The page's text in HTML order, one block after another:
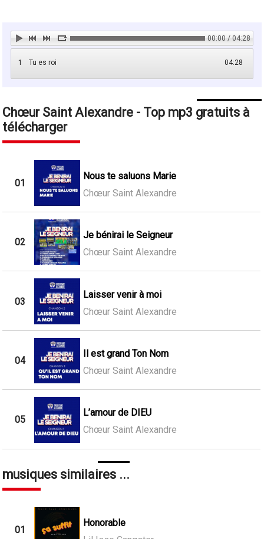
00:00 / 04:28
1 04:28
Tu es roi
Chœur Saint Alexandre - Top mp3 gratuits à
télécharger
01
Nous te saluons Marie
Chœur Saint Alexandre
02
Je bénirai le Seigneur
Chœur Saint Alexandre
03
Laisser venir à moi
Chœur Saint Alexandre
04
Il est grand Ton Nom
Chœur Saint Alexandre
05
L’amour de DIEU
Chœur Saint Alexandre
musiques similaires ...
01
Honorable